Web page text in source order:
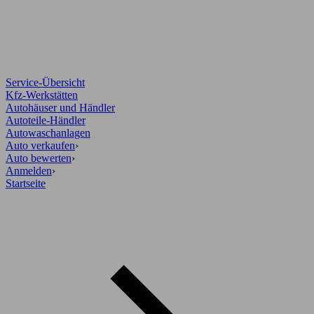
Service-Übersicht
Kfz-Werkstätten
Autohäuser und Händler
Autoteile-Händler
Autowaschanlagen
Auto verkaufen›
Auto bewerten›
Anmelden›
Startseite